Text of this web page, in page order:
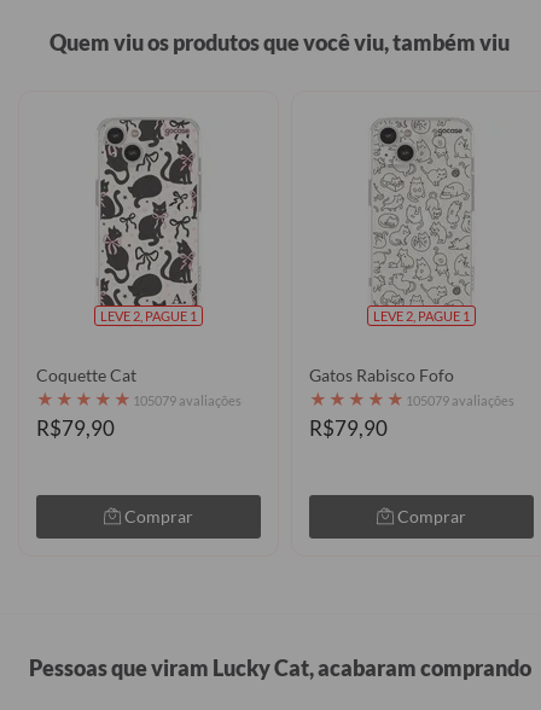
Quem viu os produtos que você viu, também viu
LEVE 2, PAGUE 1
Coquette Cat
★ ★ ★ ★ ★ 105079 avaliações
R$79,90
Comprar
LEVE 2, PAGUE 1
Gatos Rabisco Fofo
★ ★ ★ ★ ★ 105079 avaliações
R$79,90
Comprar
Pessoas que viram Lucky Cat, acabaram comprando